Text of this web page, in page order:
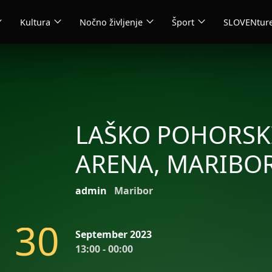
Kultura expand_more Nočno življenje expand_more Šport expand_more
LAŠKO
ARENA,
admin Maribor
30
September 2023
13:00 - 00:00